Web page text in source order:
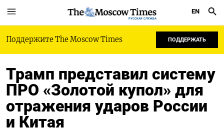
РУССКАЯ СЛУЖБА
EN
Поддержите The Moscow Times ПОДДЕРЖАТЬ
Трамп представил систему
ПРО «Золотой купол» для
отражения ударов России
и Китая